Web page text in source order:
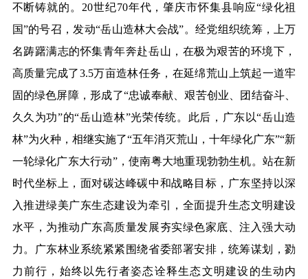
不断铸就的。20世纪70年代，肇庆市怀集县响应“绿化祖
国”的号召，发动“岳山造林大会战”。经党组织统筹，上万
名踌躇满志的怀集青年奔赴岳山，在极为艰苦的环境下，
高质量完成了3.5万亩造林任务，在延绵荒山上筑起一道牢
固的绿色屏障，形成了“忠诚奉献、艰苦创业、团结奋斗、
久久为功”的“岳山造林”光荣传统。此后，广东以“岳山造
林”为火种，相继实施了“五年消灭荒山，十年绿化广东”“新
一轮绿化广东大行动”，使南粤大地重现勃勃生机。站在新
时代坐标上，面对碳达峰碳中和战略目标，广东坚持以深
入推进绿美广东生态建设为牵引，全面提升生态文明建设
水平，为推动广东高质量发展夯实绿色家底、注入强大动
力。广东林业系统紧紧围绕省委部署安排，统筹谋划，勠
力前行，始终以先行者姿态诠释生态文明建设的生动内